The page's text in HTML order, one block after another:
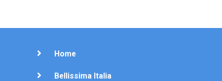
Home
Bellissima Italia